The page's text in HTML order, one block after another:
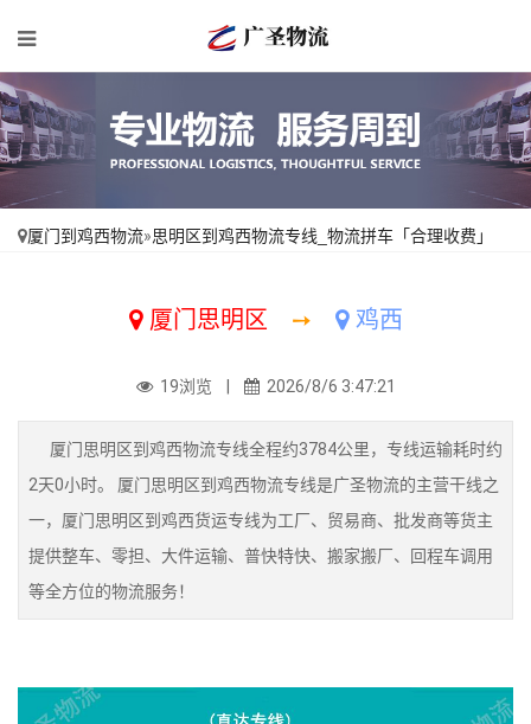
厦门到鸡西物流»思明区到鸡西物流专线_物流拼车「合理收费」
厦门思明区 ➙ 鸡西
19浏览 | 2026/8/6 3:47:21
厦门思明区到鸡西物流专线全程约3784公里，专线运输耗时约
2天0小时。 厦门思明区到鸡西物流专线是广圣物流的主营干线之
一，厦门思明区到鸡西货运专线为工厂、贸易商、批发商等货主
提供整车、零担、大件运输、普快特快、搬家搬厂、回程车调用
等全方位的物流服务！